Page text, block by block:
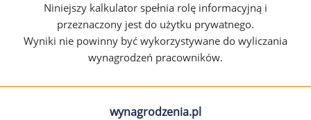
Niniejszy kalkulator spełnia rolę informacyjną i
przeznaczony jest do użytku prywatnego.
Wyniki nie powinny być wykorzystywane do wyliczania
wynagrodzeń pracowników.
wynagrodzenia.pl